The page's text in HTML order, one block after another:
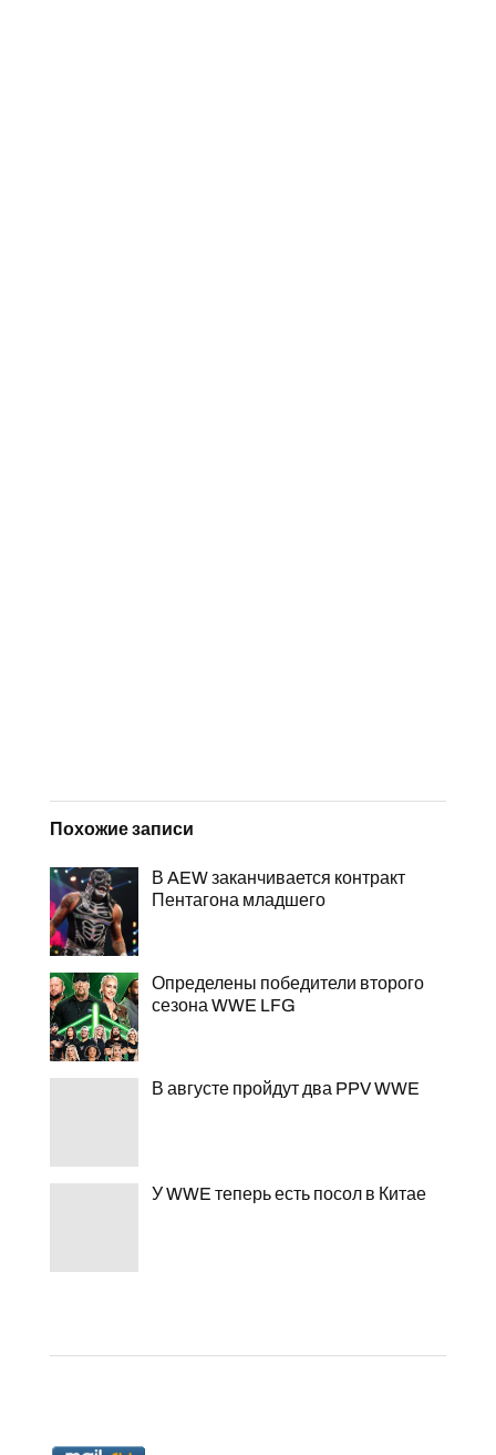
Похожие записи
В AEW заканчивается контракт
Пентагона младшего
Определены победители второго
сезона WWE LFG
В августе пройдут два PPV WWE
У WWE теперь есть посол в Китае